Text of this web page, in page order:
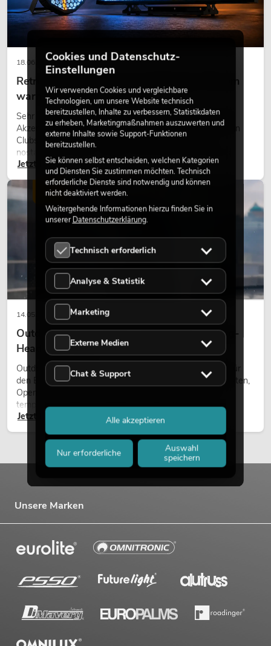
18.06.2026
Retro-Licht im modernen Lichtdesign: Warum
warmes Licht wieder wirkt
Sehr warmes Licht, sichtbare Leuchtflächen und farbige
Akzente prägen viele aktuelle Lichtdesigns auf Bühnen, in
Clubs und bei Events. Retro-Licht ist dabei kein rein
nostalgischer Effekt, sondern ein bewusst eingesetztes
Gestaltungsmittel: Es schafft Atmosphäre, gibt Szenen
Charakter und kann technische LED-Setups emotionaler
wirken lassen.
Jetzt lesen
14.05.2026
Outdoor Moving-Heads: Wetterfeste Moving-
Heads bei Events
Outdoor Moving-Heads sind bewegliche Scheinwerfer für
den Einsatz im Freien. Sie werden bei Festivals, Stadtfesten,
Open-Air-Konzerten, Architekturinszenierungen und
temporären Außeninstallationen eingesetzt.
Jetzt lesen
LICHT
Unsere Marken
Cookies und Datenschutz-
Einstellungen
Wir verwenden Cookies und vergleichbare
Technologien, um unsere Website technisch
bereitzustellen, Inhalte zu verbessern, Statistikdaten
zu erheben, Marketingmaßnahmen auszuwerten und
externe Inhalte sowie Support-Funktionen
bereitzustellen.
Sie können selbst entscheiden, welchen Kategorien
und Diensten Sie zustimmen möchten. Technisch
erforderliche Dienste sind notwendig und können
nicht deaktiviert werden.
Weitergehende Informationen hierzu finden Sie in
unsererDatenschutzerklärung.
Technisch erforderlich
Analyse & Statistik
Marketing
Externe Medien
Chat & Support
Nur erforderliche
Auswahl
speichern
Alle akzeptieren